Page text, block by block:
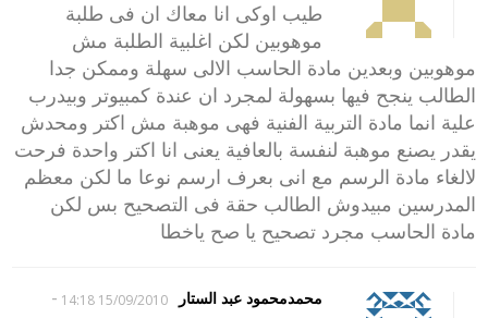
طيب اوكى انا معاك ان فى طلبة
موهوبين لكن اغلبية الطلبة مش
موهوبين وبعدين مادة الحاسب الالى سهلة وممكن جدا
الطالب ينجح فيها بسهولة لمجرد ان عندة كمبيوتر وبيدرب
علية انما مادة التربية الفنية فهى موهبة مش اكتر ومحدش
يقدر يصنع موهبة لنفسة بالعافية يعنى انا اكتر واحدة فرحت
لالغاء مادة الرسم مع انى بعرف ارسم نوعا ما لكن معظم
المدرسين مبيدوش الطالب حقة فى التصحيح بس لكن
مادة الحاسب مجرد تصحيح يا صح ياخطا
محمدمحمود عبد الستار 15/09/2010 14:18
-